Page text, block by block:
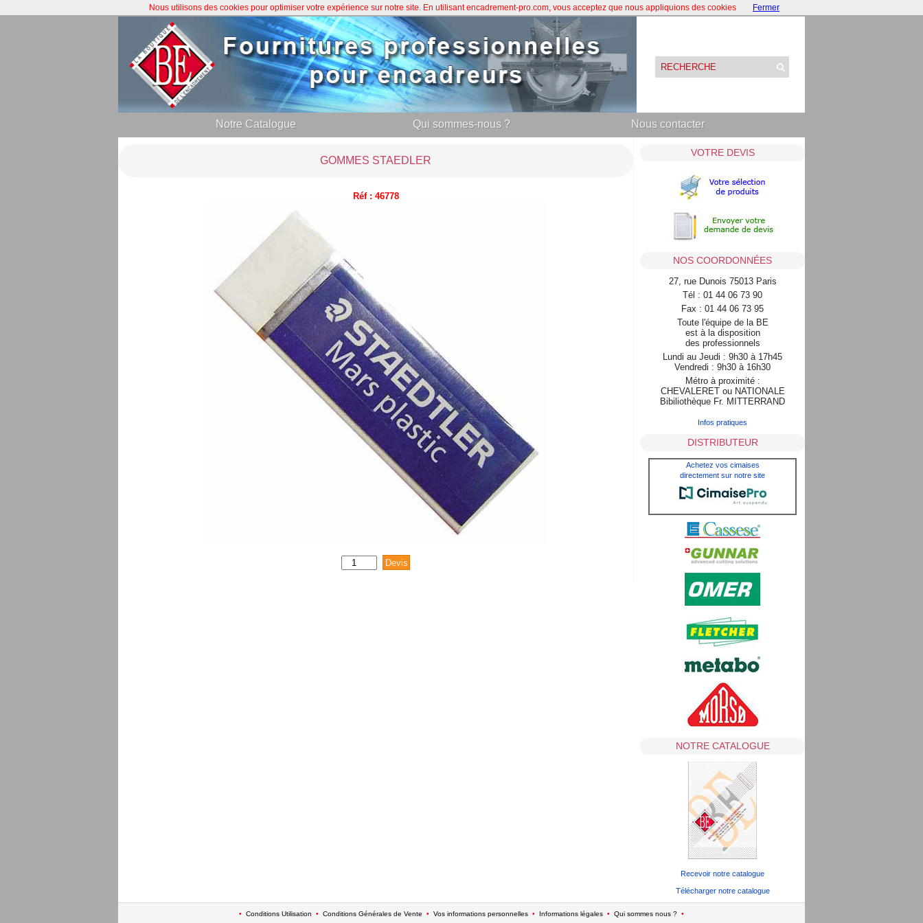
Notre Catalogue Qui sommes-nous ? Nous contacter
GOMMES STAEDLER
Réf : 46778
VOTRE DEVIS
NOS COORDONNÉES
27, rue Dunois 75013 Paris
Tél : 01 44 06 73 90
Fax : 01 44 06 73 95
Toute l'équipe de la BE
est à la disposition
des professionnels
Lundi au Jeudi : 9h30 à 17h45
Vendredi : 9h30 à 16h30
Métro à proximité :
CHEVALERET ou NATIONALE
Bibiliothèque Fr. MITTERRAND
Infos pratiques
DISTRIBUTEUR
Achetez vos cimaises
directement sur notre site
NOTRE CATALOGUE
Recevoir notre catalogue
Télécharger notre catalogue
• Conditions Utilisation • Conditions Générales de Vente • Vos informations personnelles • Informations légales • Qui sommes nous ? •
Nous utilisons des cookies pour optimiser votre expérience sur notre site. En utilisant encadrement-pro.com, vous acceptez que nous appliquions des cookies Fermer